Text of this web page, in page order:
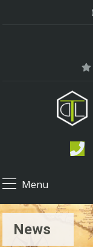
Menu
News